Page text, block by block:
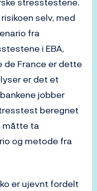
selv, med
fra
i EBA,
de France er dette
er det et
jobber
beregnet
måtte ta
og metode fra
er ujevnt fordelt